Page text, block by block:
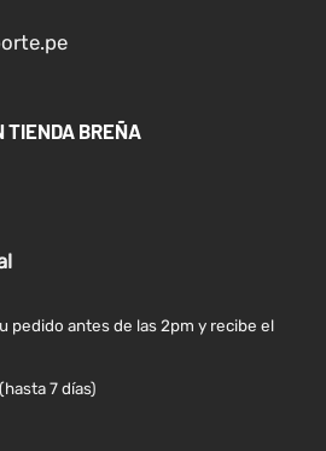
TIENDA BREÑA
pedido antes de las 2pm y recibe el
(hasta 7 días)